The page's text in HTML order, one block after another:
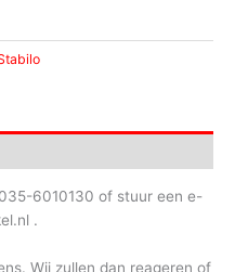
6010130 of stuur een e-
.
Wij zullen dan reageren of